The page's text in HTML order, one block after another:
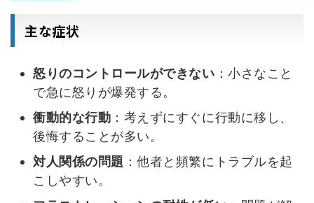
主な症状
怒りのコントロールができない ：小さなこと
で急に怒りが爆発する。
衝動的な行動 ：考えずにすぐに行動に移し、
後悔することが多い。
対人関係の問題 ：他者と頻繁にトラブルを起
こしやすい。